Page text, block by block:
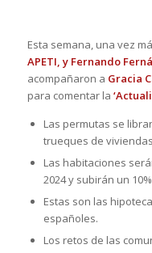
Esta semana, una vez
APETI, y Fernando
acompañaron a Gracia
para comentar la
Las permutas se
trueques de
Las habitaciones
2024 y subirán un
Estas son las
españoles.
Los retos de las